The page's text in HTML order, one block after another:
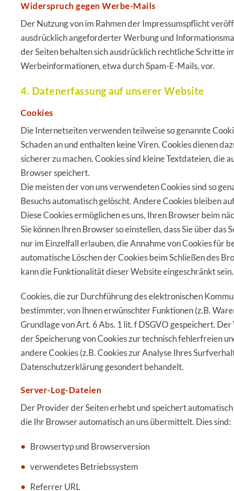
Widerspruch gegen Werbe-Mails
Der Nutzung von im Rahmen der Impressumspflicht
ausdrücklich angeforderter Werbung und
der Seiten behalten sich ausdrücklich rechtliche Schritte
Werbeinformationen, etwa durch Spam-E-Mails, vor.
4. Datenerfassung auf unserer Website
Cookies
Die Internetseiten verwenden teilweise so genannte
Schaden an und enthalten keine Viren. Cookies dienen
sicherer zu machen. Cookies sind kleine Textdateien, die
Browser speichert.
Die meisten der von uns verwendeten Cookies sind so
Besuchs automatisch gelöscht. Andere Cookies bleiben
Diese Cookies ermöglichen es uns, Ihren Browser beim
Sie können Ihren Browser so einstellen, dass Sie über
nur im Einzelfall erlauben, die Annahme von Cookies für
automatische Löschen der Cookies beim Schließen des
kann die Funktionalität dieser Website eingeschränkt sein.
Cookies, die zur Durchführung des elektronischen
bestimmter, von Ihnen erwünschter Funktionen (z.B.
Grundlage von Art. 6 Abs. 1 lit. f DSGVO gespeichert.
der Speicherung von Cookies zur technisch fehlerfreien
andere Cookies (z.B. Cookies zur Analyse Ihres
Datenschutzerklärung gesondert behandelt.
Server-Log-Dateien
Der Provider der Seiten erhebt und speichert
die Ihr Browser automatisch an uns übermittelt. Dies sind:
Browsertyp und Browserversion
verwendetes Betriebssystem
Referrer URL